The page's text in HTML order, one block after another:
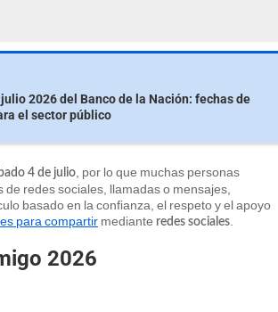
2026 del Banco de la Nación: fechas de
el sector público
4 de julio , por lo que muchas personas
redes sociales, llamadas o mensajes,
basado en la confianza, el respeto y el apoyo
para compartir mediante redes sociales
2026